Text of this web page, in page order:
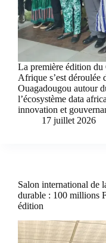
La première édition du
Afrique s’est déroulée
Ouagadougou autour
l’écosystème data
innovation et
17 juillet 2026
Salon international de
durable : 100 millions
édition